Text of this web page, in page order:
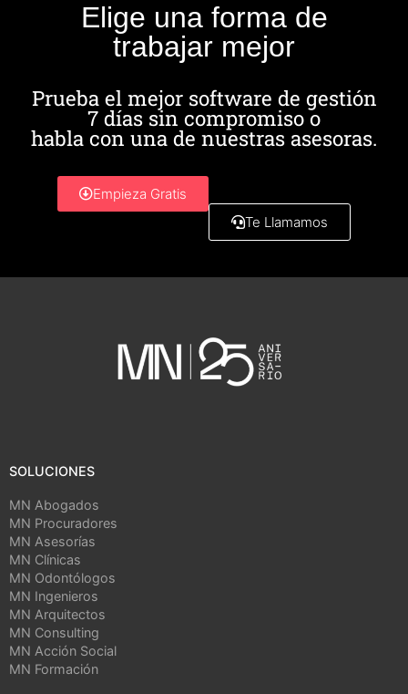
Elige una forma de
trabajar mejor
Prueba el mejor software de gestión
7 días sin compromiso o
habla con una de nuestras asesoras.
Empieza Gratis
Te Llamamos
SOLUCIONES
MN Abogados
MN Procuradores
MN Asesorías
MN Clínicas
MN Odontólogos
MN Ingenieros
MN Arquitectos
MN Consulting
MN Acción Social
MN Formación